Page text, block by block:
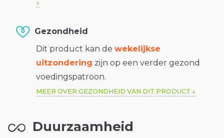
Gezondheid
Dit product kan de wekelijkse
uitzondering zijn op een verder gezond
voedingspatroon.
MEER OVER GEZONDHEID VAN DIT PRODUCT
Duurzaamheid